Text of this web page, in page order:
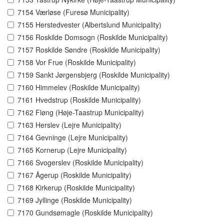
7154 Værløse (Furesø Municipality)
7155 Herstedvester (Albertslund Municipality)
7156 Roskilde Domsogn (Roskilde Municipality)
7157 Roskilde Søndre (Roskilde Municipality)
7158 Vor Frue (Roskilde Municipality)
7159 Sankt Jørgensbjerg (Roskilde Municipality)
7160 Himmelev (Roskilde Municipality)
7161 Hvedstrup (Roskilde Municipality)
7162 Fløng (Høje-Taastrup Municipality)
7163 Herslev (Lejre Municipality)
7164 Gevninge (Lejre Municipality)
7165 Kornerup (Lejre Municipality)
7166 Svogerslev (Roskilde Municipality)
7167 Ågerup (Roskilde Municipality)
7168 Kirkerup (Roskilde Municipality)
7169 Jyllinge (Roskilde Municipality)
7170 Gundsømagle (Roskilde Municipality)